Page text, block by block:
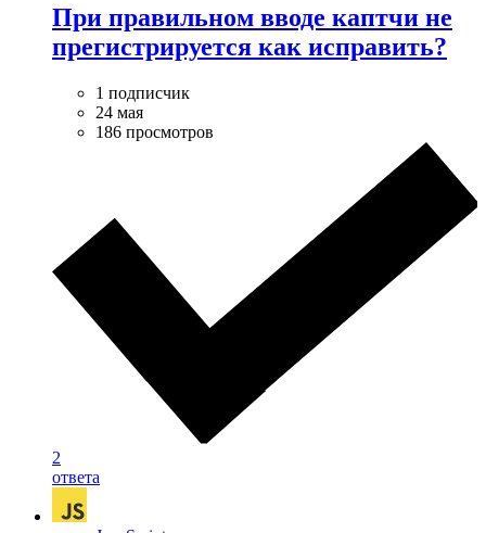
При правильном вводе каптчи не
прегистрируется как исправить?
1 подписчик
24 мая
186 просмотров
2
ответа